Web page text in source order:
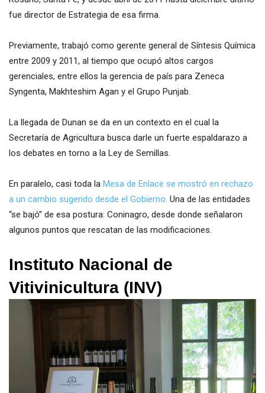
fue director de Estrategia de esa firma.
Previamente, trabajó como gerente general de Síntesis Química
entre 2009 y 2011, al tiempo que ocupó altos cargos
gerenciales, entre ellos la gerencia de país para Zeneca
Syngenta, Makhteshim Agan y el Grupo Punjab.
La llegada de Dunan se da en un contexto en el cual la
Secretaría de Agricultura busca darle un fuerte espaldarazo a
los debates en torno a la Ley de Semillas.
En paralelo, casi toda la Mesa de Enlace se mostró en rechazo
a un cambio sugerido desde el Gobierno. Una de las entidades
“se bajó” de esa postura: Coninagro, desde donde señalaron
algunos puntos que rescatan de las modificaciones.
Instituto Nacional de
Vitivinicultura (INV)